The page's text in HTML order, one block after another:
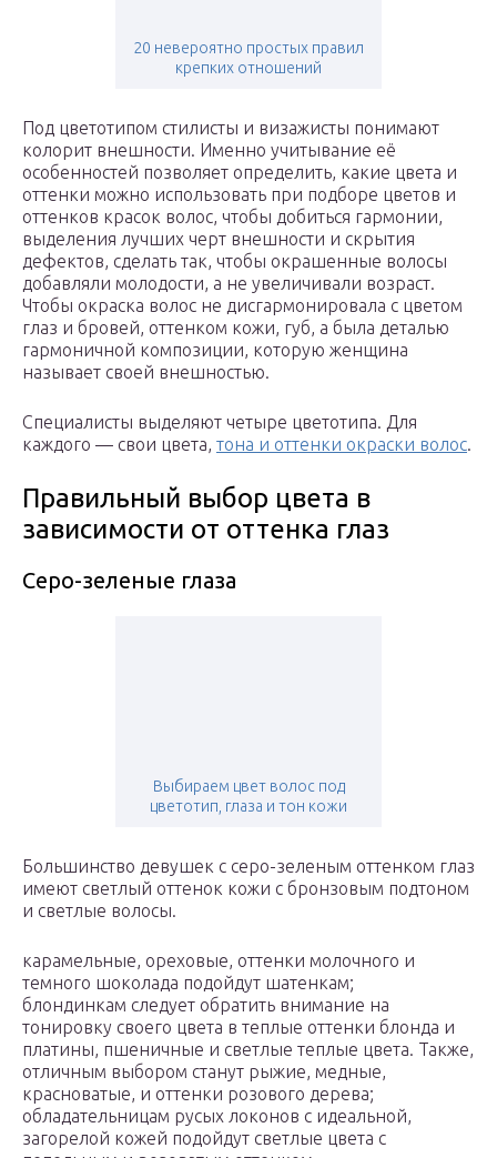
20 невероятно простых правил
крепких отношений
Под цветотипом стилисты и визажисты понимают
колорит внешности. Именно учитывание её
особенностей позволяет определить, какие цвета и
оттенки можно использовать при подборе цветов и
оттенков красок волос, чтобы добиться гармонии,
выделения лучших черт внешности и скрытия
дефектов, сделать так, чтобы окрашенные волосы
добавляли молодости, а не увеличивали возраст.
Чтобы окраска волос не дисгармонировала с цветом
глаз и бровей, оттенком кожи, губ, а была деталью
гармоничной композиции, которую женщина
называет своей внешностью.
Специалисты выделяют четыре цветотипа. Для
каждого — свои цвета, тона и оттенки окраски волос
Правильный выбор цвета в
зависимости от оттенка глаз
Серо-зеленые глаза
Выбираем цвет волос под
цветотип, глаза и тон кожи
Большинство девушек с серо-зеленым оттенком глаз
имеют светлый оттенок кожи с бронзовым подтоном
и светлые волосы.
карамельные, ореховые, оттенки молочного и
темного шоколада подойдут шатенкам;
блондинкам следует обратить внимание на
тонировку своего цвета в теплые оттенки блонда и
платины, пшеничные и светлые теплые цвета. Также,
отличным выбором станут рыжие, медные,
красноватые, и оттенки розового дерева;
обладательницам русых локонов с идеальной,
загорелой кожей подойдут светлые цвета с